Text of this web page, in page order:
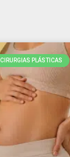
CIRURGIAS PLÁSTICAS